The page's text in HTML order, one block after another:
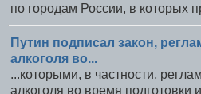
по городам России, в которых
Путин подписал закон,
алкоголя во...
...которыми, в частности,
алкоголя во время подготовки